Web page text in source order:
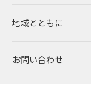
蓄電事業
風力発電
私たちの想い
沿革
ガバナンス
ESGデータ
社員インタビュー
新卒採用
経営情報
財務ハイライト
地域とともに
お問い合わせ